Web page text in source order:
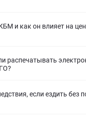
и как он влияет на
распечатывать
если ездить без